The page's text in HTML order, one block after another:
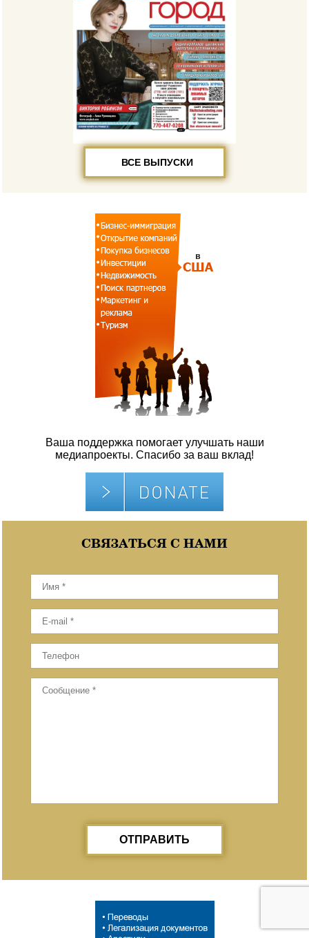
ВСЕ ВЫПУСКИ
Ваша поддержка помогает улучшать наши
медиапроекты. Спасибо за ваш вклад!
СВЯЗАТЬСЯ С НАМИ
ОТПРАВИТЬ